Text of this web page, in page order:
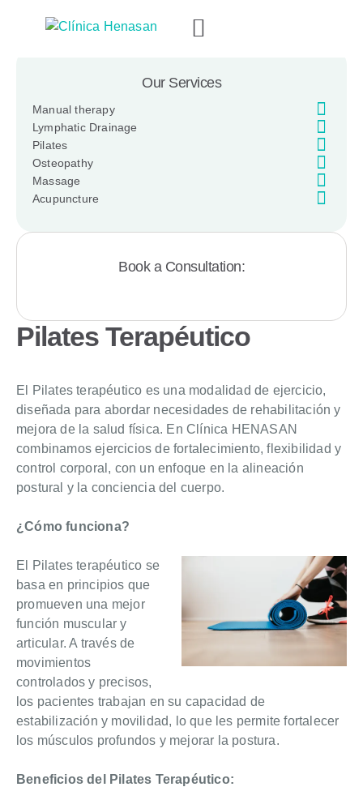
Our Services
Manual therapy
Lymphatic Drainage
Pilates
Osteopathy
Massage
Acupuncture
Book a Consultation:
Pilates Terapéutico
El Pilates terapéutico es una modalidad de ejercicio,
diseñada para abordar necesidades de rehabilitación y
mejora de la salud física. En Clínica HENASAN
combinamos ejercicios de fortalecimiento, flexibilidad y
control corporal, con un enfoque en la alineación
postural y la conciencia del cuerpo.
¿Cómo funciona?
El Pilates terapéutico se
basa en principios que
promueven una mejor
función muscular y
articular. A través de
movimientos
controlados y precisos,
los pacientes trabajan en su capacidad de
estabilización y movilidad, lo que les permite fortalecer
los músculos profundos y mejorar la postura.
Beneficios del Pilates Terapéutico: